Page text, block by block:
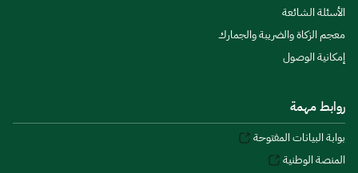
الأسئلة الشائعة
معجم الزكاة والضريبة والجمارك
إمكانية الوصول
روابط مهمة
بوابة البيانات المفتوحة
المنصة الوطنية